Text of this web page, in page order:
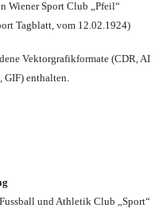
Wiener Sport Club „Pfeil“
Tagblatt, vom 12.02.1924)
Vektorgrafikformate (CDR, AI
GIF) enthalten.
und Athletik Club „Sport“